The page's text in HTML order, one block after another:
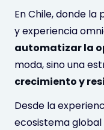
En Chile, donde
y experiencia
automatizar la
moda, sino una
crecimiento y
Desde la
ecosistema global